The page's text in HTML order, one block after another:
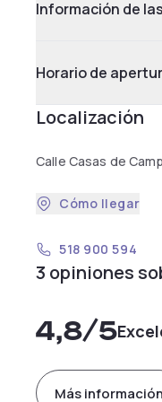
Información de
Horario de
Localización
Calle Casas de
Cómo llegar
518 900 594
3 opiniones
4,8/5
Más información